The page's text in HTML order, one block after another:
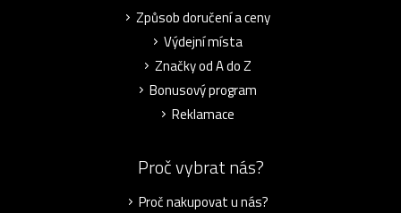
Způsob doručení a ceny
Výdejní místa
Značky od A do Z
Bonusový program
Reklamace
Proč vybrat nás?
Proč nakupovat u nás?